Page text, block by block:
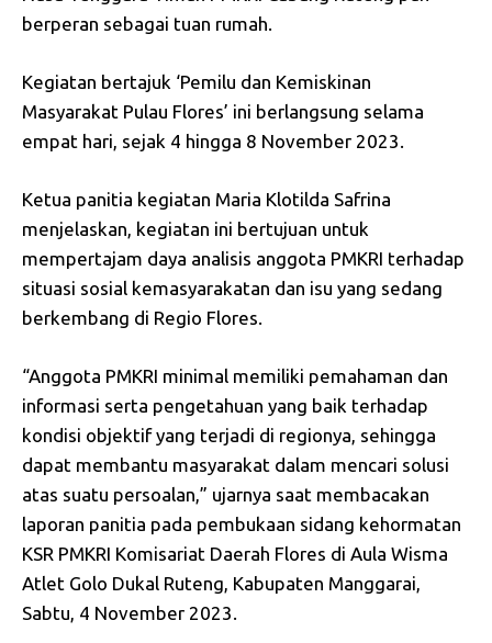
berperan sebagai tuan rumah.
Kegiatan bertajuk ‘Pemilu dan Kemiskinan
Masyarakat Pulau Flores’ ini berlangsung selama
empat hari, sejak 4 hingga 8 November 2023.
Ketua panitia kegiatan Maria Klotilda Safrina
menjelaskan, kegiatan ini bertujuan untuk
mempertajam daya analisis anggota PMKRI terhadap
situasi sosial kemasyarakatan dan isu yang sedang
berkembang di Regio Flores.
“Anggota PMKRI minimal memiliki pemahaman dan
informasi serta pengetahuan yang baik terhadap
kondisi objektif yang terjadi di regionya, sehingga
dapat membantu masyarakat dalam mencari solusi
atas suatu persoalan,” ujarnya saat membacakan
laporan panitia pada pembukaan sidang kehormatan
KSR PMKRI Komisariat Daerah Flores di Aula Wisma
Atlet Golo Dukal Ruteng, Kabupaten Manggarai,
Sabtu, 4 November 2023.